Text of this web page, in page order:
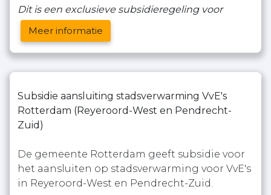
Dit is een exclusieve subsidieregeling voor
Meer informatie
Subsidie aansluiting stadsverwarming VvE's
Rotterdam (Reyeroord-West en Pendrecht-
Zuid)
De gemeente Rotterdam geeft subsidie voor
het aansluiten op stadsverwarming voor VvE's
in Reyeroord-West en Pendrecht-Zuid.